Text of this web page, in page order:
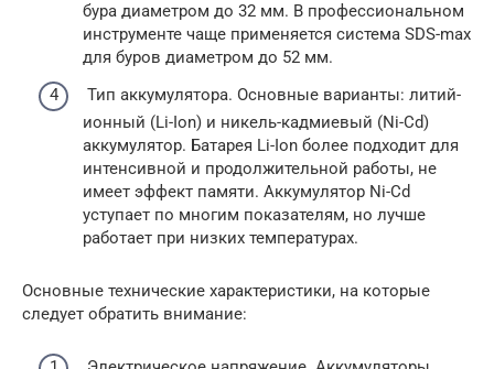
бура диаметром до 32 мм. В профессиональном
инструменте чаще применяется система SDS-max
для буров диаметром до 52 мм.
Тип аккумулятора. Основные варианты: литий-
ионный (Li-Ion) и никель-кадмиевый (Ni-Cd)
аккумулятор. Батарея Li-Ion более подходит для
интенсивной и продолжительной работы, не
имеет эффект памяти. Аккумулятор Ni-Cd
уступает по многим показателям, но лучше
работает при низких температурах.
Основные технические характеристики, на которые
следует обратить внимание: